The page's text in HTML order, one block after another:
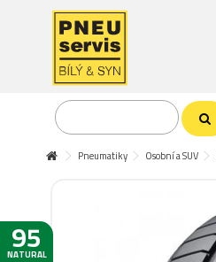
95
NATURAL
Pneumatiky Osobní a SUV